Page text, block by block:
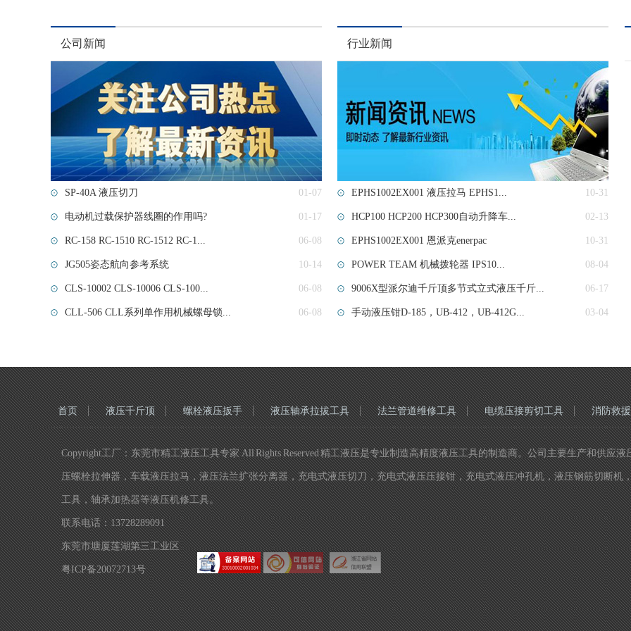
公司新闻
SP-40A 液压切刀 01-07
电动机过载保护器线圈的作用吗? 01-17
RC-158 RC-1510 RC-1512 RC-1... 06-08
JG505姿态航向参考系统 10-14
CLS-10002 CLS-10006 CLS-100... 06-08
CLL-506 CLL系列单作用机械螺母锁... 06-08
行业新闻
EPHS1002EX001 液压拉马 EPHS1... 10-31
HCP100 HCP200 HCP300自动升降车... 02-13
EPHS1002EX001 恩派克enerpac 10-31
POWER TEAM 机械拨轮器 IPS10... 08-04
9006X型派尔迪千斤顶多节式立式液压千斤... 06-17
手动液压钳D-185，UB-412，UB-412G... 03-04
首页 液压千斤顶 螺栓液压扳手 液压轴承拉拔工具 法兰管道维修工具 电缆压接剪切工具 消防救
Copyright工厂：东莞市精工液压工具专家 All Rights Reserved 精工液压是专业制造高精度液压工具的制造商。公司主要生产和供应
压螺栓拉伸器，车载液压拉马，液压法兰扩张分离器，充电式液压切刀，充电式液压压接钳，充电式液压冲孔机，液压钢筋切断
工具，轴承加热器等液压机修工具。
联系电话：13728289091
东莞市塘厦莲湖第三工业区
粤ICP备20072713号